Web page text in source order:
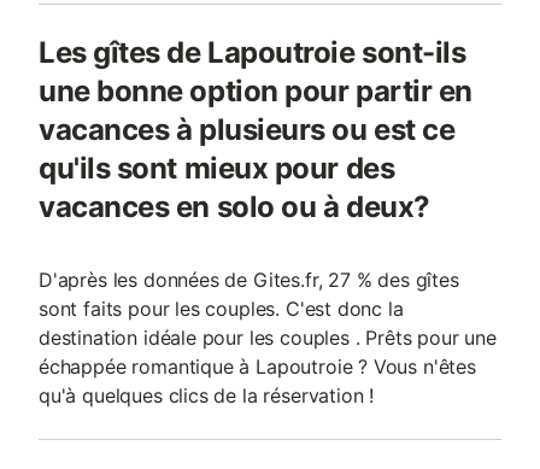
Les gîtes de Lapoutroie sont-ils
une bonne option pour partir en
vacances à plusieurs ou est ce
qu'ils sont mieux pour des
vacances en solo ou à deux?
D'après les données de Gites.fr, 27 % des gîtes
sont faits pour les couples. C'est donc la
destination idéale pour les couples . Prêts pour une
échappée romantique à Lapoutroie ? Vous n'êtes
qu'à quelques clics de la réservation !